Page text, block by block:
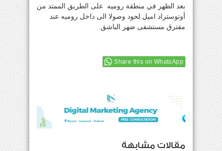
بعد الظهر في منطقة روميه على الطريق الممتد من
أوتوستراد اميل لحود وصولا الى داخل روميه عند
مفترق مستشفى ضهر الباشق.
Share this on WhatsApp
مقالات مشابهة